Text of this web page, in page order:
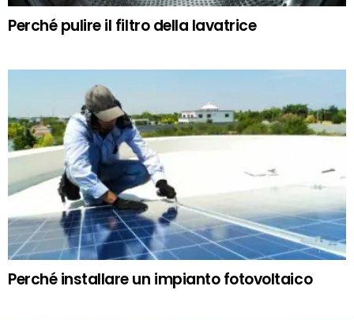
Perché pulire il filtro della lavatrice
Perché installare un impianto fotovoltaico